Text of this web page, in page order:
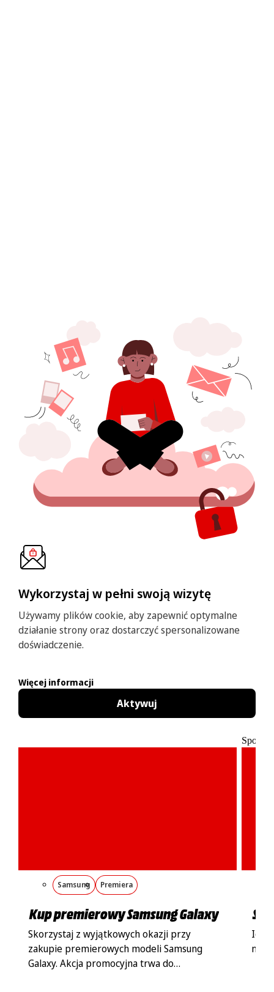
Wykorzystaj w pełni swoją wizytę
Używamy plików cookie, aby zapewnić optymalne
działanie strony oraz dostarczyć spersonalizowane
doświadczenie.
Więcej informacji
Aktywuj
Samsung Premiera
Kup premierowy Samsung Galaxy
Skorzystaj z wyjątkowych okazji przy
zakupie premierowych modeli Samsung
Galaxy. Akcja promocyjna trwa do